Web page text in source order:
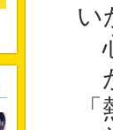
い